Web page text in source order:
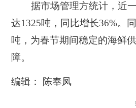
据市场管理方统计，近
达1325吨，同比增长36%。
吨，为春节期间稳定的海鲜
障。
编辑： 陈奉凤